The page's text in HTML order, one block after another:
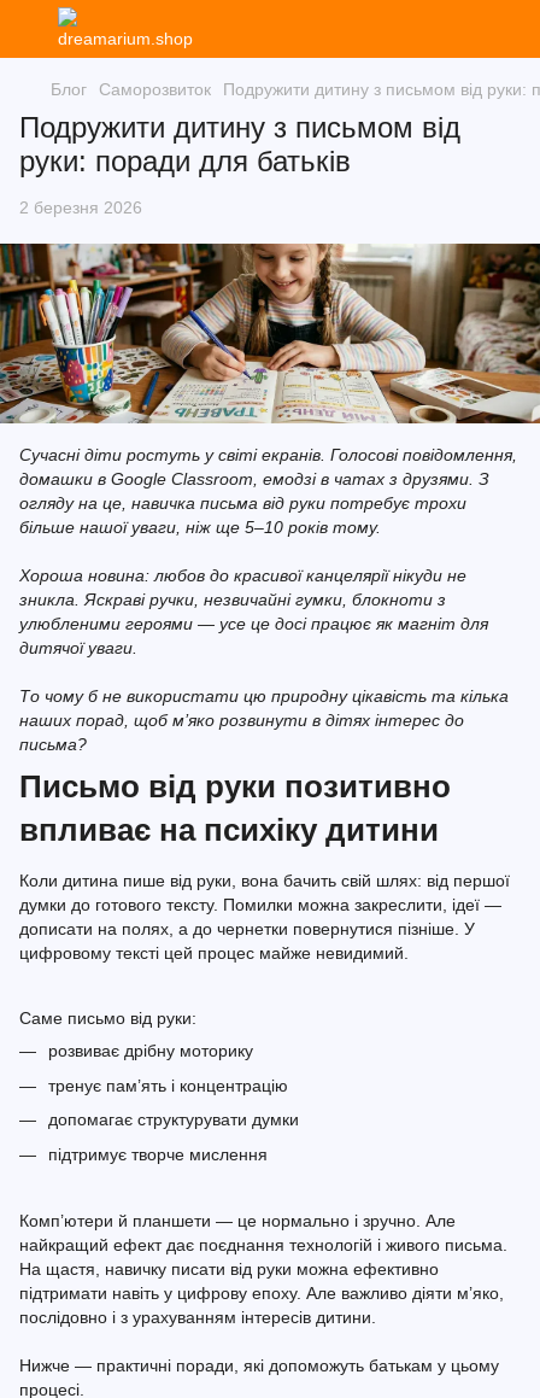
Блог Саморозвиток Подружити дитину з письмом від руки:
Подружити дитину з письмом від
руки: поради для батьків
2 березня 2026
Сучасні діти ростуть у світі екранів. Голосові повідомлення,
домашки в Google Classroom, емодзі в чатах з друзями. З
огляду на це, навичка письма від руки потребує трохи
більше нашої уваги, ніж ще 5–10 років тому.
Хороша новина: любов до красивої канцелярії нікуди не
зникла. Яскраві ручки, незвичайні гумки, блокноти з
улюбленими героями — усе це досі працює як магніт для
дитячої уваги.
То чому б не використати цю природну цікавість та кілька
наших порад, щоб м’яко розвинути в дітях інтерес до
письма?
Письмо від руки позитивно
впливає на психіку дитини
Коли дитина пише від руки, вона бачить свій шлях: від першої
думки до готового тексту. Помилки можна закреслити, ідеї —
дописати на полях, а до чернетки повернутися пізніше. У
цифровому тексті цей процес майже невидимий.
Саме письмо від руки:
розвиває дрібну моторику
тренує пам’ять і концентрацію
допомагає структурувати думки
підтримує творче мислення
Комп’ютери й планшети — це нормально і зручно. Але
найкращий ефект дає поєднання технологій і живого письма.
На щастя, навичку писати від руки можна ефективно
підтримати навіть у цифрову епоху. Але важливо діяти м’яко,
послідовно і з урахуванням інтересів дитини.
Нижче — практичні поради, які допоможуть батькам у цьому
процесі.